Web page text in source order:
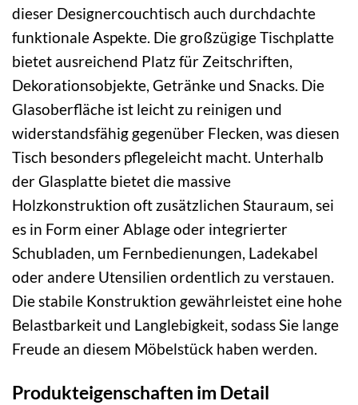
dieser Designercouchtisch auch durchdachte
funktionale Aspekte. Die großzügige Tischplatte
bietet ausreichend Platz für Zeitschriften,
Dekorationsobjekte, Getränke und Snacks. Die
Glasoberfläche ist leicht zu reinigen und
widerstandsfähig gegenüber Flecken, was diesen
Tisch besonders pflegeleicht macht. Unterhalb
der Glasplatte bietet die massive
Holzkonstruktion oft zusätzlichen Stauraum, sei
es in Form einer Ablage oder integrierter
Schubladen, um Fernbedienungen, Ladekabel
oder andere Utensilien ordentlich zu verstauen.
Die stabile Konstruktion gewährleistet eine hohe
Belastbarkeit und Langlebigkeit, sodass Sie lange
Freude an diesem Möbelstück haben werden.
Produkteigenschaften im Detail